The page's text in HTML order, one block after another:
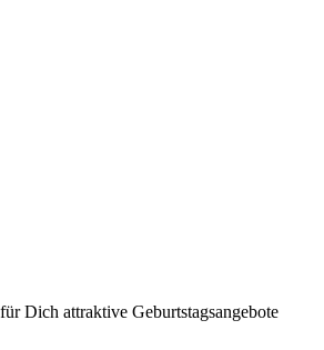
Dich attraktive Geburtstagsangebote